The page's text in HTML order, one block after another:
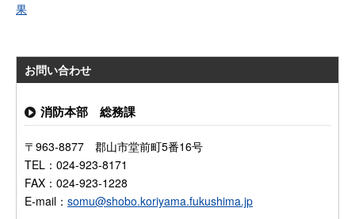
果
お問い合わせ
消防本部 総務課
〒963-8877 郡山市堂前町5番16号
TEL：024-923-8171
FAX：024-923-1228
E-mail： somu@shobo.koriyama.fukushima.jp